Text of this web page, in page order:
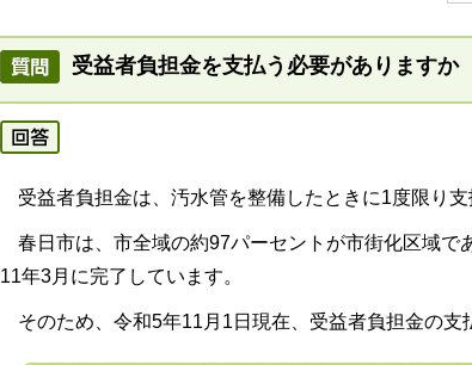
受益者負担金を支払う必要がありますか
受益者負担金は、汚水管を整備したときに1度限り支
春日市は、市全域の約97パーセントが市街化区域で
11年3月に完了しています。
そのため、令和5年11月1日現在、受益者負担金の支